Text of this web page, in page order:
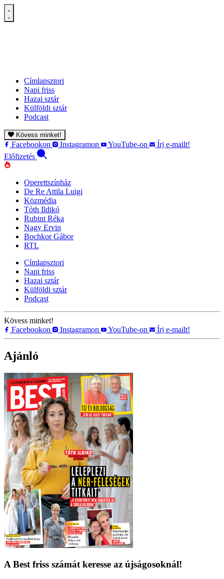
Címlapsztori
Napi friss
Hazai sztár
Külföldi sztár
Podcast
Kövess minket!
Facebookon Instagramon YouTube-on
Írj e-mailt!
Előfizetés
Operettszínház
De Re Attila Luigi
Közmédia
Tóth Ildikó
Rubint Réka
Nagy Ervin
Bochkor Gábor
RTL
Címlapsztori
Napi friss
Hazai sztár
Külföldi sztár
Podcast
Kövess minket!
Facebookon
Instagramon YouTube-on Írj e-mailt!
Ajánló
A Best friss számát keresse az újságosoknál!